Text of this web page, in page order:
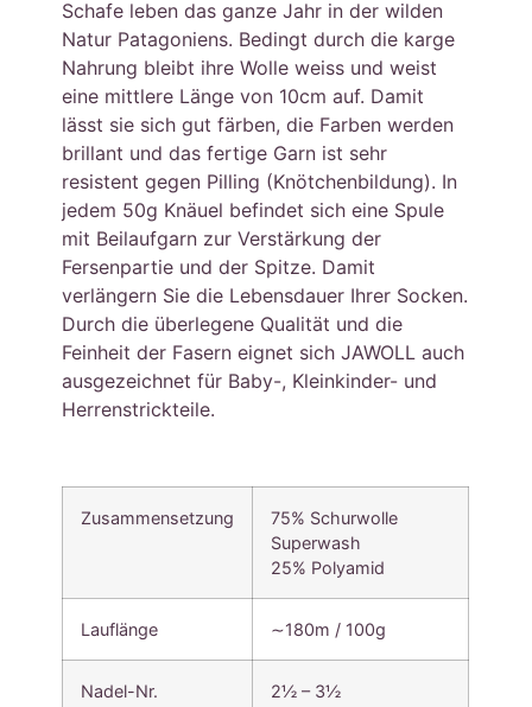
Schafe leben das ganze Jahr in der wilden
Natur Patagoniens. Bedingt durch die karge
Nahrung bleibt ihre Wolle weiss und weist
eine mittlere Länge von 10cm auf. Damit
lässt sie sich gut färben, die Farben werden
brillant und das fertige Garn ist sehr
resistent gegen Pilling (Knötchenbildung). In
jedem 50g Knäuel befindet sich eine Spule
mit Beilaufgarn zur Verstärkung der
Fersenpartie und der Spitze. Damit
verlängern Sie die Lebensdauer Ihrer Socken.
Durch die überlegene Qualität und die
Feinheit der Fasern eignet sich JAWOLL auch
ausgezeichnet für Baby-, Kleinkinder- und
Herrenstrickteile.
Zusammensetzung
75% Schurwolle
Superwash
25% Polyamid
Lauflänge ∼180m / 100g
Nadel-Nr. 2½ – 3½